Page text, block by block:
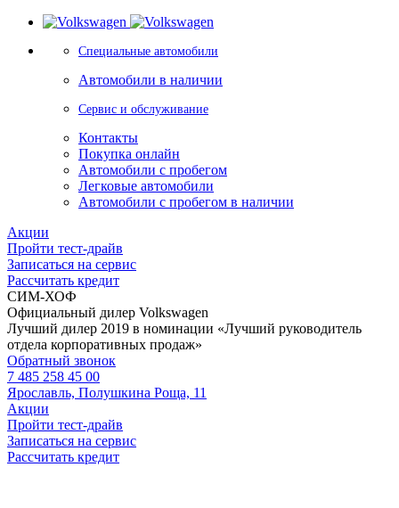
Специальные автомобили
Автомобили в наличии
Сервис и обслуживание
Контакты
Покупка онлайн
Автомобили с пробегом
Легковые автомобили
Автомобили с пробегом в наличии
Акции
Пройти тест-драйв
Записаться на сервис
Рассчитать кредит
СИМ-ХОФ
Официальный дилер Volkswagen
Лучший дилер 2019 в номинации «Лучший руководитель
отдела корпоративных продаж»
Обратный звонок
7 485 258 45 00
Ярославль, Полушкина Роща, 11
Акции
Пройти тест-драйв
Записаться на сервис
Рассчитать кредит